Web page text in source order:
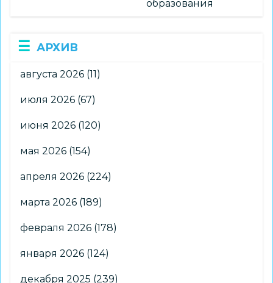
образования
АРХИВ
августа 2026 (11)
июля 2026 (67)
июня 2026 (120)
мая 2026 (154)
апреля 2026 (224)
марта 2026 (189)
февраля 2026 (178)
января 2026 (124)
декабря 2025 (239)